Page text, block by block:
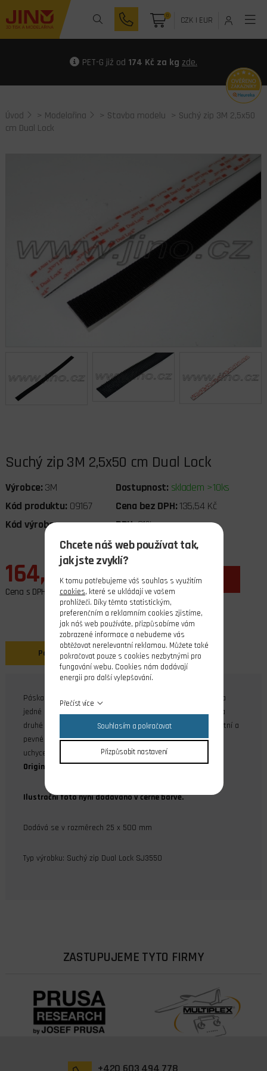
0 CZK| EUR
PET-G již od 174 Kč za kg zde.
Úvod > Modelařina > Stavba modelu > Suchý zip 3M 2,5x50
cm Dual Lock
Suchý zip 3M 2,5x50 cm Dual Lock
Výrobce: 3M Dostupnost: skladem >10ks
Kód produktu: 09167 Cena bez DPH:135,54 Kč
Kód výrobce:
DPH:21%
164,00 Kč
Cena s DPH
ks do košíku
Popis
Páska 3M je opatřena množstvím zámků ve tvaru hříbku na
jedné straně a samolepicí páskou na pružném podkladu na
druhé straně. Patentovaný systém DualLock zaručuje kvalitní a
pevné spojení dvou kusů pásky. Ideálně se hodí např. pro
uchycení přijímače, regulátoru, akumulátoru v modelu atp.
Originální výrobek firmy 3M
Ilustrační foto nyní dodáváno v černé barvě.
Dodává se v rozměrech 25 x 500 mm
Typ výrobku: Suchý zip Dual Lock SJ3550
ZASTUPUJEME TYTO FIRMY
Chcete náš web používat tak,
jak jste zvyklí?
K tomu potřebujeme váš souhlas s využitím
cookies, které se ukládají ve vašem
prohlížeči. Díky těmto statistickým,
preferenčním a reklamním cookies zjistíme,
jak náš web používáte, přizpůsobíme vám
zobrazené informace a nebudeme vás
obtěžovat nerelevantní reklamou. Můžete také
pokračovat pouze s cookies nezbytnými pro
fungování webu. Cookies nám dodávají
energii pro další vylepšování.
Přečíst více
Souhlasím a pokračovat
Přizpůsobit nastavení